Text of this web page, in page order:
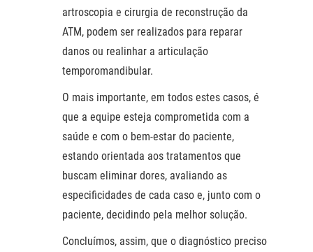
artroscopia e cirurgia de reconstrução da
ATM, podem ser realizados para reparar
danos ou realinhar a articulação
temporomandibular.
O mais importante, em todos estes casos, é
que a equipe esteja comprometida com a
saúde e com o bem-estar do paciente,
estando orientada aos tratamentos que
buscam eliminar dores, avaliando as
especificidades de cada caso e, junto com o
paciente, decidindo pela melhor solução.
Concluímos, assim, que o diagnóstico preciso